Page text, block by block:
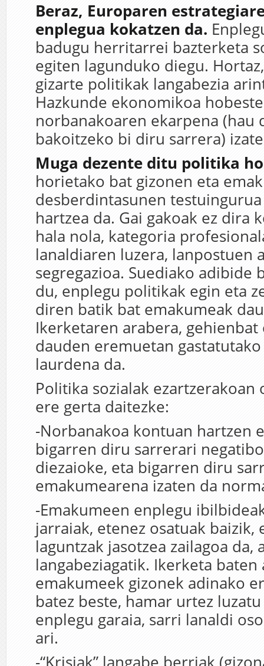
Beraz, Europaren
enplegua kokatzen da.
badugu herritarrei bazterketa
egiten lagunduko diegu.
gizarte politikak langabezia
Hazkunde ekonomikoa
norbanakoaren ekarpena (hau
bakoitzeko bi diru sarrera)
Muga dezente ditu politika
horietako bat gizonen eta
desberdintasunen
hartzea da. Gai gakoak ez dira
hala nola, kategoria
lanaldiaren luzera, lanpostuen
segregazioa. Suediako adibide
du, enplegu politikak egin eta
diren batik bat emakumeak
Ikerketaren arabera, gehienbat
dauden eremuetan
laurdena da.
Politika sozialak
ere gerta daitezke:
-Norbanakoa kontuan hartzen
bigarren diru sarrerari
diezaioke, eta bigarren diru
emakumearena izaten da
-Emakumeen enplegu
jarraiak, etenez osatuak baizik,
laguntzak jasotzea zailagoa da,
langabeziagatik. Ikerketa baten
emakumeek gizonek adinako
batez beste, hamar urtez
enplegu garaia, sarri lanaldi
ari.